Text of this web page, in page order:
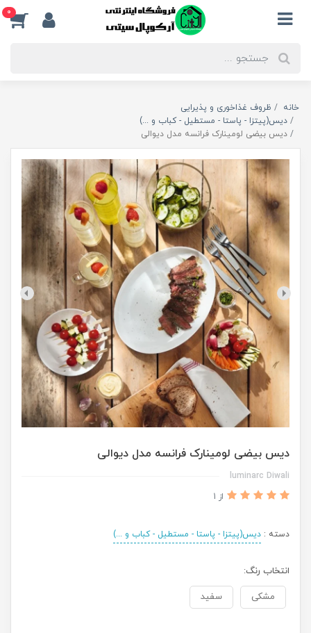
0
خانه
ظروف غذاخوری و پذیرایی
دیس(پیتزا - پاستا - مستطیل - کباب و ...)
دیس بیضی لومینارک فرانسه مدل دیوالی
دیس بیضی لومینارک فرانسه مدل دیوالی
luminarc Diwali
از 1
دسته : دیس(پیتزا - پاستا - مستطیل - کباب و ...)
انتخاب رنگ:
مشکی سفید